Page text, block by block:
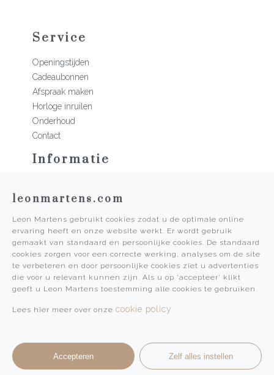
Service
Openingstijden
Cadeaubonnen
Afspraak maken
Horloge inruilen
Onderhoud
Contact
Informatie
Historie
Algemene voorwaarden
Privacy Policy
Pers
Leon Martens
Leon Martens Juwelier
leonmartens.com
Leon Martens gebruikt cookies zodat u de optimale online
ervaring heeft en onze website werkt. Er wordt gebruik
gemaakt van standaard en persoonlijke cookies. De standaard
cookies zorgen voor een correcte werking, analyses om de site
te verbeteren en door persoonlijke cookies ziet u advertenties
die voor u relevant kunnen zijn. Als u op 'accepteer' klikt
geeft u Leon Martens toestemming alle cookies te gebruiken.
Lees hier meer over onze cookie policy
Accepteren Zelf alles instellen